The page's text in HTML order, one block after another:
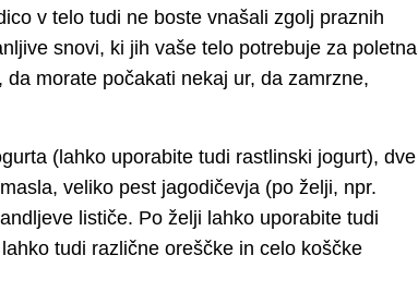
v telo tudi ne boste vnašali zgolj praznih
snovi, ki jih vaše telo potrebuje za poletna
morate počakati nekaj ur, da zamrzne,
(lahko uporabite tudi rastlinski jogurt), dve
veliko pest jagodičevja (po želji, npr.
lističe. Po želji lahko uporabite tudi
tudi različne oreščke in celo koščke